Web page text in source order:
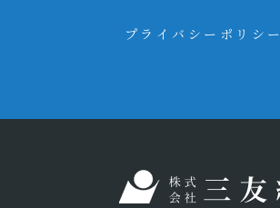
プライバシーポリシー